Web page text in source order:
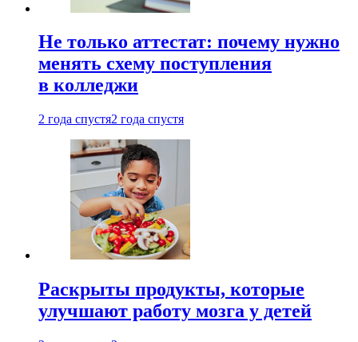
Не только аттестат: почему нужно
менять схему поступления
в колледжи
2 года спустя2 года спустя
Раскрыты продукты, которые
улучшают работу мозга у детей